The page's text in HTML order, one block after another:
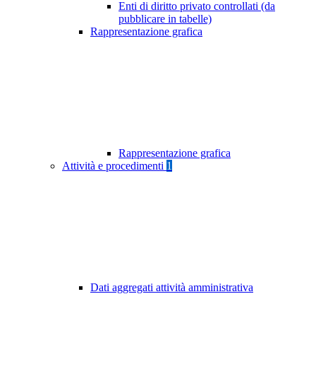
Enti di diritto privato controllati (da
pubblicare in tabelle)
Rappresentazione grafica
Rappresentazione grafica
Attività e procedimenti 1
Dati aggregati attività amministrativa